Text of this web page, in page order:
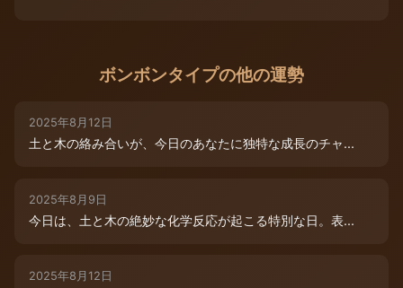
ボンボンタイプの他の運勢
2025年8月12日
土と木の絡み合いが、今日のあなたに独特な成長のチャ...
2025年8月9日
今日は、土と木の絶妙な化学反応が起こる特別な日。表...
2025年8月12日